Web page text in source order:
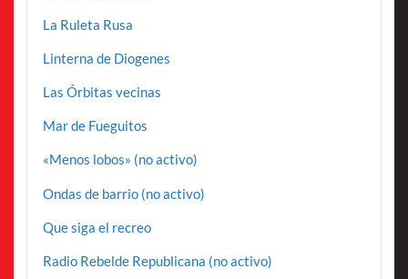
La Ruleta Rusa
Linterna de Diogenes
Las Órbitas vecinas
Mar de Fueguitos
«Menos lobos» (no activo)
Ondas de barrio (no activo)
Que siga el recreo
Radio Rebelde Republicana (no activo)